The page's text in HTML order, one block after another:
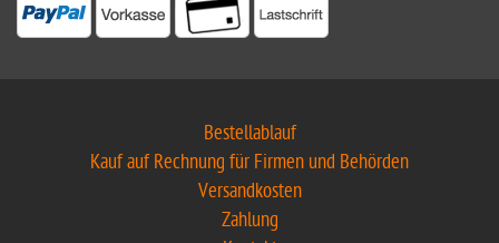
Bestellablauf
Kauf auf Rechnung für Firmen und Behörden
Versandkosten
Zahlung